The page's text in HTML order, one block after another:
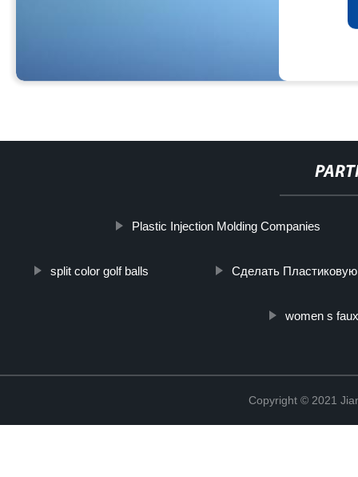
Plastic Injection Molding Companies
split color golf balls Сделать
women s
Copyright © 2021